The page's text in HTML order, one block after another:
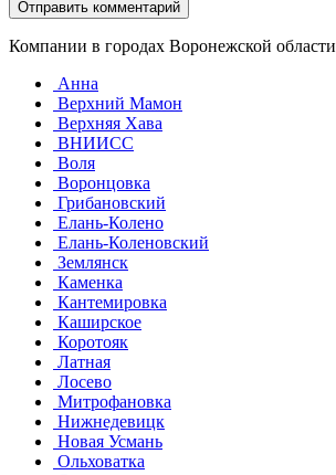
Компании в городах Воронежской области
Анна
Верхний Мамон
Верхняя Хава
ВНИИСС
Воля
Воронцовка
Грибановский
Елань-Колено
Елань-Коленовский
Землянск
Каменка
Кантемировка
Каширское
Коротояк
Латная
Лосево
Митрофановка
Нижнедевицк
Новая Усмань
Ольховатка